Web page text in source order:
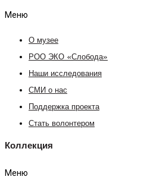
Меню
О музее
РОО ЭКО «Слобода»
Наши исследования
СМИ о нас
Поддержка проекта
Стать волонтером
Коллекция
Меню